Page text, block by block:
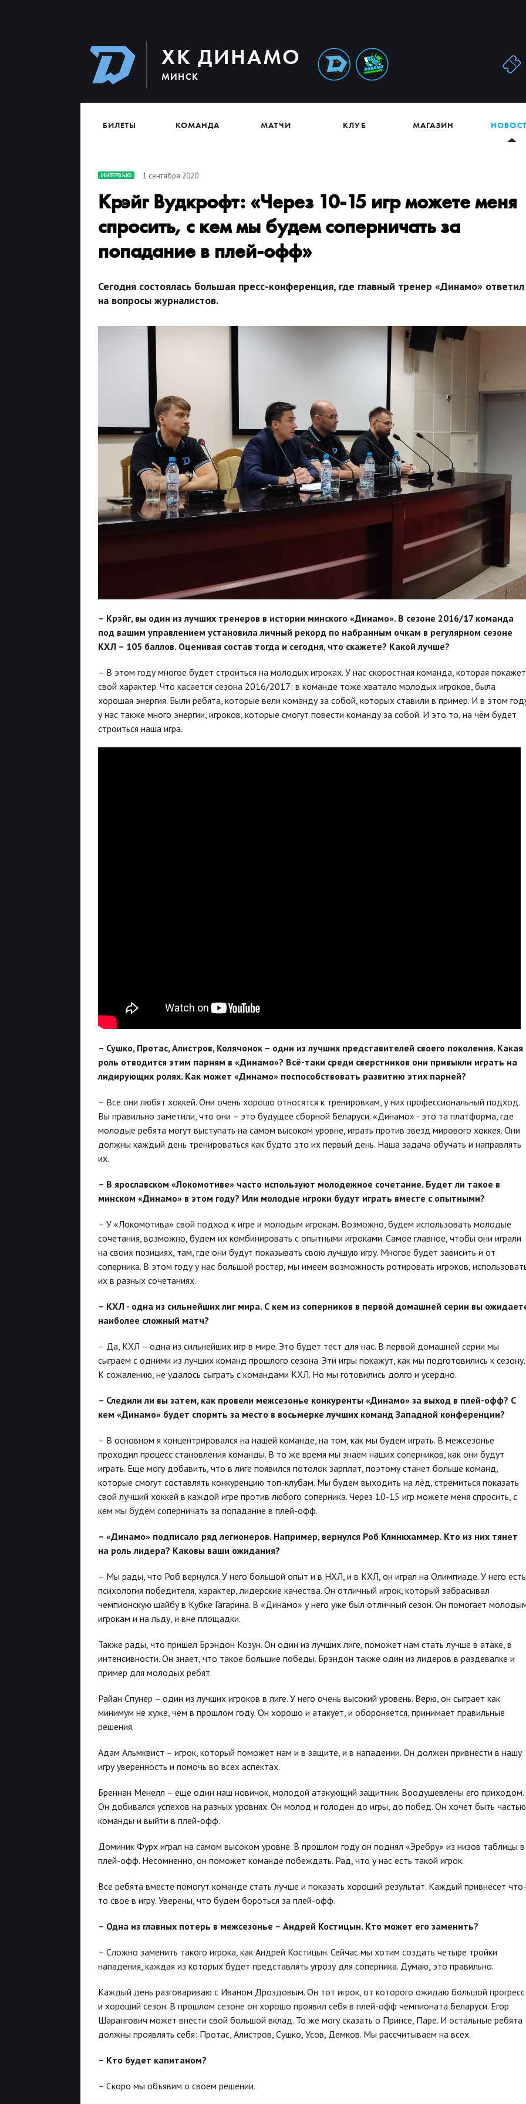
ХК ДИНАМО
МИНСК
БИЛЕТЫ КОМАНДА МАТЧИ КЛУБ МАГАЗИН
ИНТЕРВЬЮ 1 сентября 2020
Крэйг Вудкрофт: «Через 10-15 игр можете меня
спросить, с кем мы будем соперничать за
попадание в плей-офф»
Сегодня состоялась большая пресс-конференция, где главный тренер «Динамо» ответил
на вопросы журналистов.
– Крэйг, вы один из лучших тренеров в истории минского «Динамо». В сезоне 2016/17 команда
под вашим управлением установила личный рекорд по набранным очкам в регулярном сезоне
КХЛ – 105 баллов. Оценивая состав тогда и сегодня, что скажете? Какой лучше?
– В этом году многое будет строиться на молодых игроках. У нас скоростная команда, которая покажет
свой характер. Что касается сезона 2016/2017: в команде тоже хватало молодых игроков, была
хорошая энергия. Были ребята, которые вели команду за собой, которых ставили в пример. И в этом
у нас также много энергии, игроков, которые смогут повести команду за собой. И это то, на чём будет
строиться наша игра.
– Сушко, Протас, Алистров, Колячонок – одни из лучших представителей своего поколения. Какая
роль отводится этим парням в «Динамо»? Всё-таки среди сверстников они привыкли играть на
лидирующих ролях. Как может «Динамо» поспособствовать развитию этих парней?
– Все они любят хоккей. Они очень хорошо относятся к тренировкам, у них профессиональный подход.
Вы правильно заметили, что они – это будущее сборной Беларуси. «Динамо» - это та платформа, где
молодые ребята могут выступать на самом высоком уровне, играть против звезд мирового хоккея. Они
должны каждый день тренироваться как будто это их первый день. Наша задача обучать и направлять
их.
– В ярославском «Локомотиве» часто используют молодежное сочетание. Будет ли такое в
минском «Динамо» в этом году? Или молодые игроки будут играть вместе с опытными?
– У «Локомотива» свой подход к игре и молодым игрокам. Возможно, будем использовать молодые
сочетания, возможно, будем их комбинировать с опытными игроками. Самое главное, чтобы они играли
на своих позициях, там, где они будут показывать свою лучшую игру. Многое будет зависить и от
соперника. В этом году у нас большой ростер, мы имеем возможность ротировать игроков,
их в разных сочетаниях.
– КХЛ - одна из сильнейших лиг мира. С кем из соперников в первой домашней серии вы
наиболее сложный матч?
– Да, КХЛ – одна из сильнейших игр в мире. Это будет тест для нас. В первой домашней серии мы
сыграем с одними из лучших команд прошлого сезона. Эти игры покажут, как мы подготовились к сезону.
К сожалению, не удалось сыграть с командами КХЛ. Но мы готовились долго и усердно.
– Следили ли вы затем, как провели межсезонье конкуренты «Динамо» за выход в плей-офф? С
кем «Динамо» будет спорить за место в восьмерке лучших команд Западной конференции?
– В основном я концентрировался на нашей команде, на том, как мы будем играть. В межсезонье
проходил процесс становления команды. В то же время мы знаем наших соперников, как они будут
играть. Еще могу добавить, что в лиге появился потолок зарплат, поэтому станет больше команд,
которые смогут составлять конкуренцию топ-клубам. Мы будем выходить на лёд, стремиться показать
свой лучший хоккей в каждой игре против любого соперника. Через 10-15 игр можете меня спросить, с
кем мы будем соперничать за попадание в плей-офф.
– «Динамо» подписало ряд легионеров. Например, вернулся Роб Клинкхаммер. Кто из них тянет
на роль лидера? Каковы ваши ожидания?
– Мы рады, что Роб вернулся. У него большой опыт и в НХЛ, и в КХЛ, он играл на Олимпиаде. У него есть
психология победителя, характер, лидерские качества. Он отличный игрок, который забрасывал
чемпионскую шайбу в Кубке Гагарина. В «Динамо» у него уже был отличный сезон. Он помогает
игрокам и на льду, и вне площадки.
Также рады, что пришел Брэндон Козун. Он один из лучших лиге, поможет нам стать лучше в атаке, в
интенсивности. Он знает, что такое большие победы. Брэндон также один из лидеров в раздевалке и
пример для молодых ребят.
Райан Спунер – один из лучших игроков в лиге. У него очень высокий уровень. Верю, он сыграет как
минимум не хуже, чем в прошлом году. Он хорошо и атакует, и обороняется, принимает правильные
решения.
Адам Альмквист – игрок, который поможет нам и в защите, и в нападении. Он должен привнести в нашу
игру уверенность и помочь во всех аспектах.
Бреннан Менелл – еще один наш новичок, молодой атакующий защитник. Воодушевлены его приходом.
Он добивался успехов на разных уровнях. Он молод и голоден до игры, до побед. Он хочет быть частью
команды и выйти в плей-офф.
Доминик Фурх играл на самом высоком уровне. В прошлом году он поднял «Эребру» из низов таблицы в
плей-офф. Несомненно, он поможет команде побеждать. Рад, что у нас есть такой игрок.
Все ребята вместе помогут команде стать лучше и показать хороший результат. Каждый привнесет что-
то свое в игру. Уверены, что будем бороться за плей-офф.
– Одна из главных потерь в межсезонье – Андрей Костицын. Кто может его заменить?
– Сложно заменить такого игрока, как Андрей Костицын. Сейчас мы хотим создать четыре тройки
нападения, каждая из которых будет представлять угрозу для соперника. Думаю, это правильно.
Каждый день разговариваю с Иваном Дроздовым. Он тот игрок, от которого ожидаю большой прогресс
и хороший сезон. В прошлом сезоне он хорошо проявил себя в плей-офф чемпионата Беларуси. Егор
Шарангович может внести свой большой вклад. То же могу сказать о Принсе, Паре. И остальные ребята
должны проявлять себя: Протас, Алистров, Сушко, Усов, Демков. Мы рассчитываем на всех.
– Кто будет капитаном?
– Скоро мы объявим о своем решении.